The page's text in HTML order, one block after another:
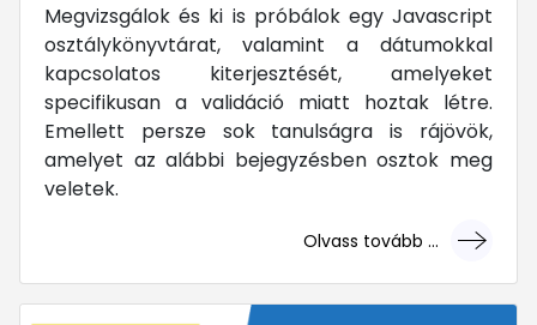
Megvizsgálok és ki is próbálok egy Javascript
osztálykönyvtárat, valamint a dátumokkal
kapcsolatos kiterjesztését, amelyeket
specifikusan a validáció miatt hoztak létre.
Emellett persze sok tanulságra is rájövök,
amelyet az alábbi bejegyzésben osztok meg
veletek.
Olvass tovább ...
... mert megéri!